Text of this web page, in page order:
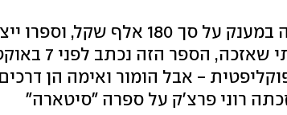
הסופר יזכה במענק על סך 180
"לא
- אבל הומור ואימה הן
זכתה רוני פרצ'ק על ספרה "סיטארה"